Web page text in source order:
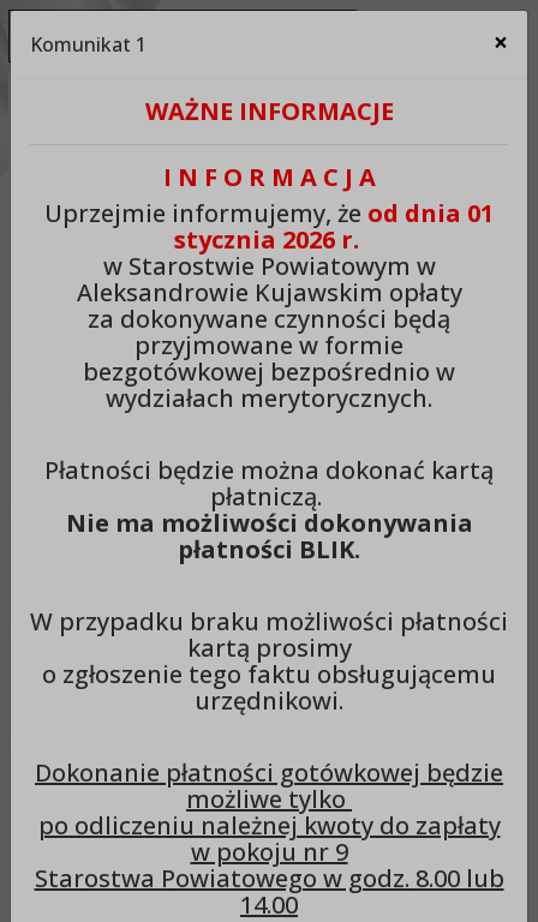
Ukryj panel ułatwień dostępu
A++ Zmień odstęp między literami
Zmień interlinię i margines
Czytaj odnośniki Czytaj tekst
Aleksandrowie Kujawskim
Menu
Menu Organy
Rada Powiatu
Skład osobowy Rady Powiatu kadencji 2018 – 2024
Skład osobowy Rady
Powiatu kadencji 2018 –
Komunikat 1 ×
WAŻNE INFORMACJE
I N F O R M A C J A
Uprzejmie informujemy, że od dnia 01
stycznia 2026 r.
w Starostwie Powiatowym w
Aleksandrowie Kujawskim opłaty
za dokonywane czynności będą
przyjmowane w formie
bezgotówkowej bezpośrednio w
wydziałach merytorycznych.
Płatności będzie można dokonać kartą
płatniczą.
Nie ma możliwości dokonywania
płatności BLIK.
W przypadku braku możliwości płatności
kartą prosimy
o zgłoszenie tego faktu obsługującemu
urzędnikowi.
Dokonanie płatności gotówkowej będzie
możliwe tylko
po odliczeniu należnej kwoty do zapłaty
w pokoju nr 9
Starostwa Powiatowego w godz. 8.00 lub
14.00